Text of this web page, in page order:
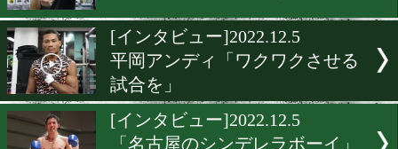
国本陸「強い相手だからこ
す」
[電話取材]2022.12.6
近藤明広が激戦を振り返る